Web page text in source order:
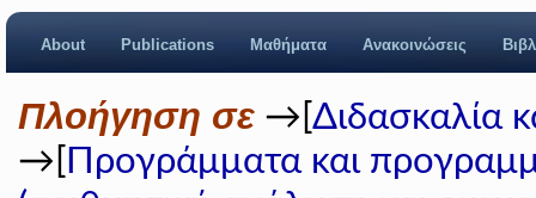
About Publications Μαθήματα Ανακοινώσεις
Πλοήγηση σε →[Διδασκαλία
→[ Προγράμματα και